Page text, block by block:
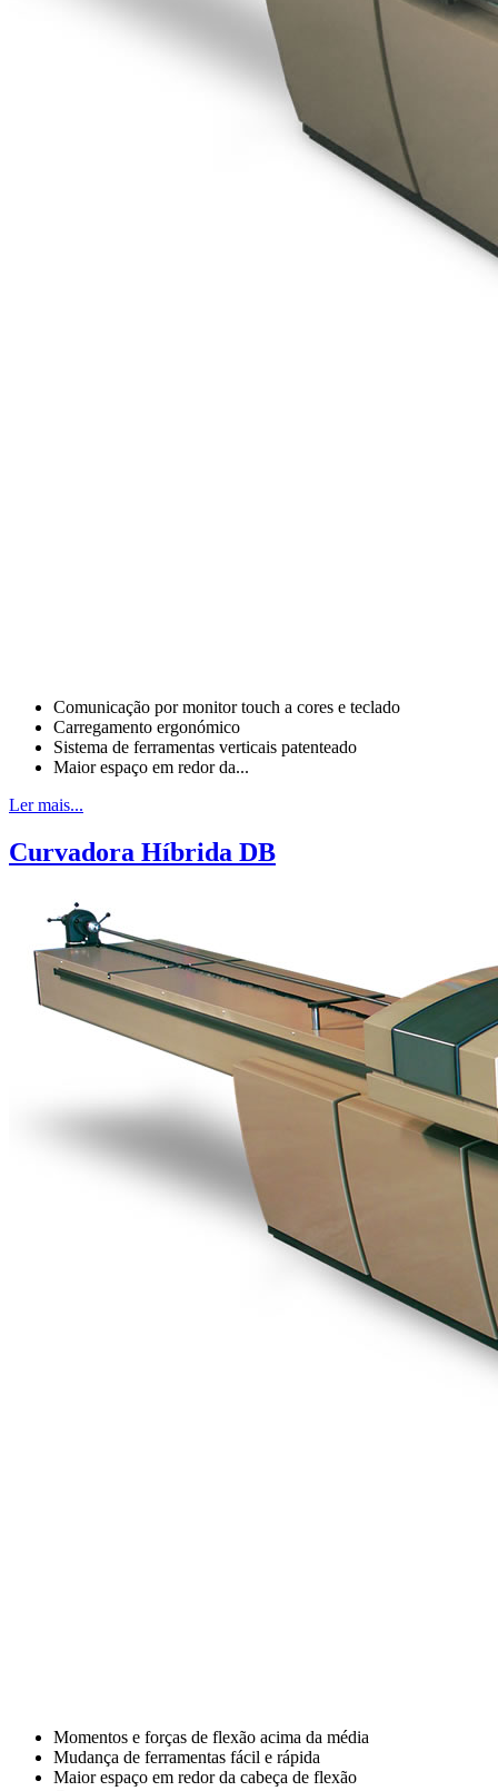
Comunicação por monitor touch a cores e teclado
Carregamento ergonómico
Sistema de ferramentas verticais patenteado
Maior espaço em redor da...
Ler mais...
Curvadora Híbrida DB
Momentos e forças de flexão acima da média
Mudança de ferramentas fácil e rápida
Maior espaço em redor da cabeça de flexão